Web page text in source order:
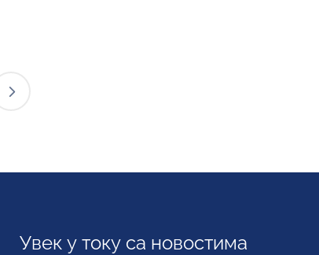
Увек у току са новостима